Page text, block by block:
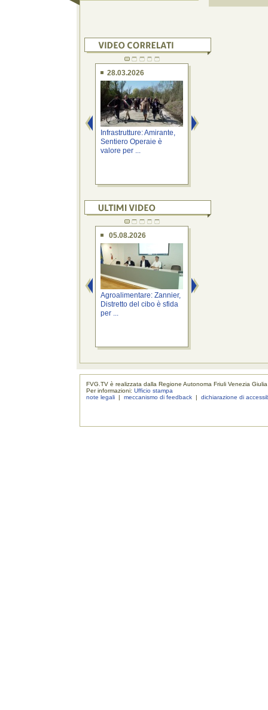
28.03.2026
Infrastrutture: Amirante,
Sentiero Operaie è
valore per ...
05.08.2026
Agroalimentare: Zannier,
Distretto del cibo è sfida
per ...
FVG.TV è realizzata dalla Regione Autonoma Friuli Venezia Giulia
Per informazioni:Ufficio stampa
note legali |meccanismo di feedback |dichiarazione di